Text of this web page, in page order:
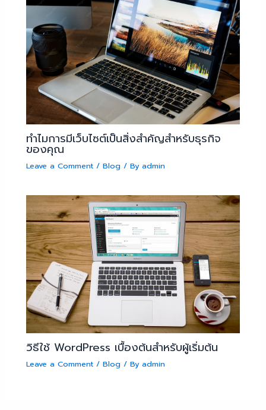
ทำไมการมีเว็บไซต์เป็นสิ่งสำคัญสำหรับธุรกิจ
ของคุณ
Leave a Comment /Blog / Byadmin
วิธีใช้ WordPress เบื้องต้นสำหรับผู้เริ่มต้น
Leave a Comment /Blog / Byadmin